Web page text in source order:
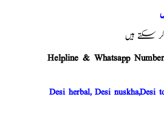
سکتے ہیں
Helpline & Whatsapp
Desi herbal, Desi nuskha,Desi